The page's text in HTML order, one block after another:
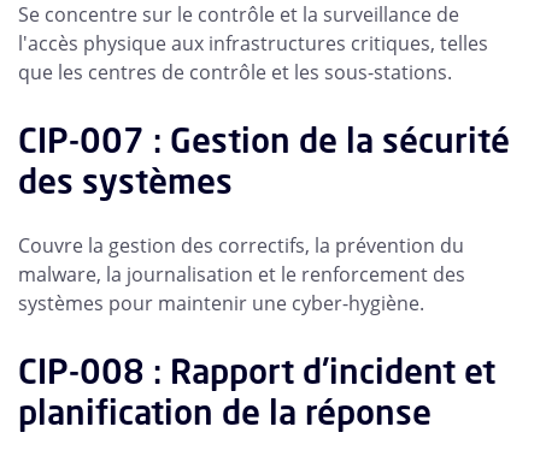
Se concentre sur le contrôle et la surveillance de
l'accès physique aux infrastructures critiques, telles
que les centres de contrôle et les sous-stations.
CIP-007 : Gestion de la sécurité
des systèmes
Couvre la gestion des correctifs, la prévention du
malware, la journalisation et le renforcement des
systèmes pour maintenir une cyber-hygiène.
CIP-008 : Rapport d'incident et
planification de la réponse